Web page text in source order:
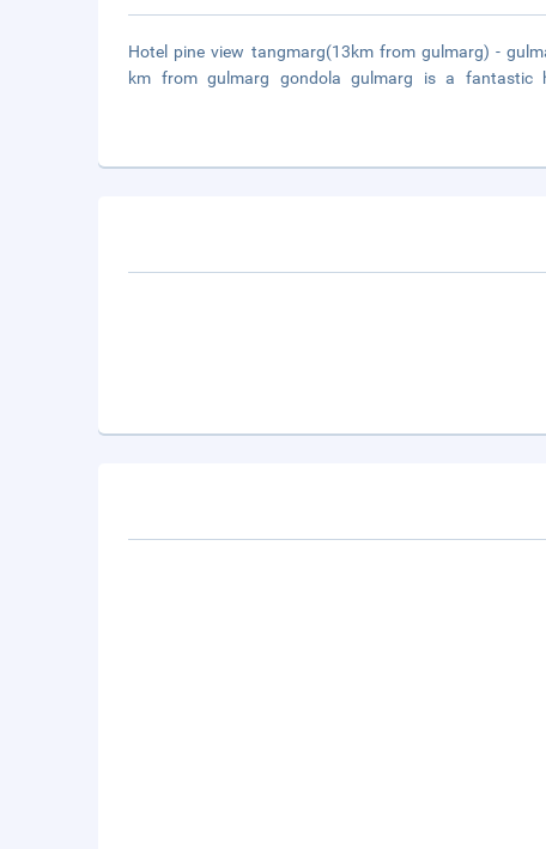
Hotel pine view tangmarg(13km from gulmarg) -
km from gulmarg gondola gulmarg is a